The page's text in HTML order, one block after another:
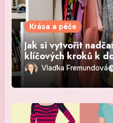
Krása a péče
Jak si vytvořit
klíčových kroků k
Vlaďka Fremundová